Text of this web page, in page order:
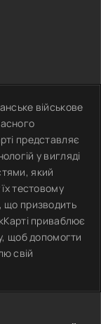
військове
представляє
у вигляді
який
тестовому
що призводить
приваблює
щоб допомогти
свій